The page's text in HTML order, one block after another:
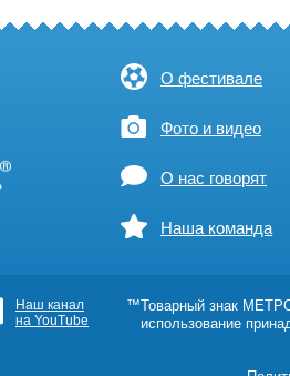
О фестивале
Фото и видео
О нас говорят
Наша команда
Наш канал
на YouTube
™Товарный знак
использование